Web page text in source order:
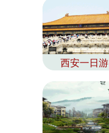
西安一日游